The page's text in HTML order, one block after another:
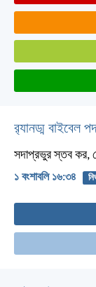
র‌্যানড্ম বাইবেল পদ
সদাপ্রভুর স্তব কর,
১ বংশাবলি ১৬:৩৪